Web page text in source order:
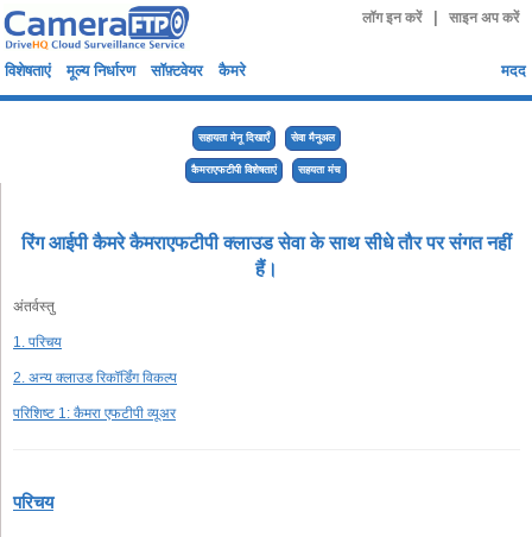
लॉग इन करें साइन अप करें
विशेषताएं मूल्य निर्धारण सॉफ़्टवेयर कैमरे मदद
सहायता मेनू दिखाएँ सेवा मैनुअल
कैमराएफटीपी विशेषताएं सहयता मंच
रिंग आईपी कैमरे कैमराएफटीपी क्लाउड सेवा के साथ सीधे तौर पर संगत नहीं
हैं।
अंतर्वस्तु
1. परिचय
2. अन्य क्लाउड रिकॉर्डिंग विकल्प
परिशिष्ट 1: कैमरा एफटीपी व्यूअर
परिचय